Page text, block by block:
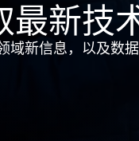
最新技
域新信息，以及数